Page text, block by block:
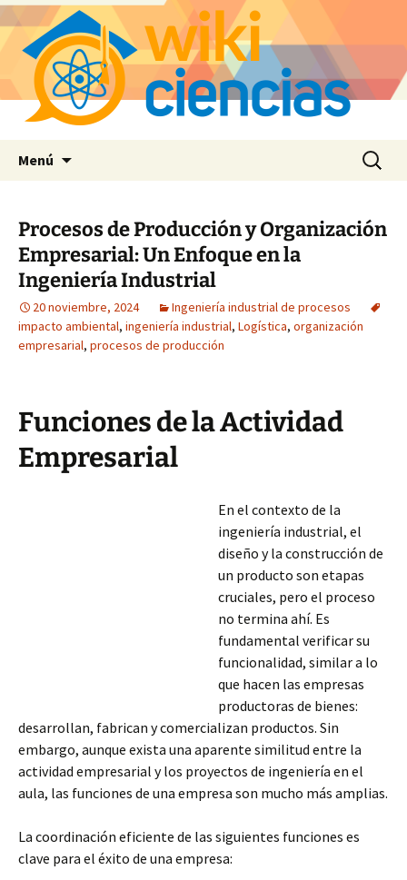
Menú Buscar:
Procesos de Producción y Organización
Empresarial: Un Enfoque en la
Ingeniería Industrial
20 noviembre, 2024
Ingeniería industrial de procesos
impacto ambiental, ingeniería industrial, Logística, organización
empresarial, procesos de producción
Funciones de la Actividad
Empresarial
En el contexto de la
ingeniería industrial, el
diseño y la construcción de
un producto son etapas
cruciales, pero el proceso
no termina ahí. Es
fundamental verificar su
funcionalidad, similar a lo
que hacen las empresas
productoras de bienes:
desarrollan, fabrican y comercializan productos. Sin
embargo, aunque exista una aparente similitud entre la
actividad empresarial y los proyectos de ingeniería en el
aula, las funciones de una empresa son mucho más amplias.
La coordinación eficiente de las siguientes funciones es
clave para el éxito de una empresa: